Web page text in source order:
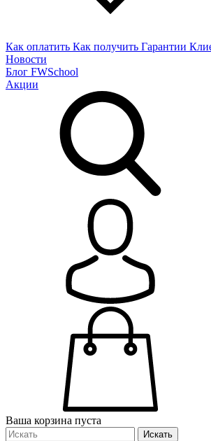
Как оплатить Как получить Гарантии
Новости
Блог FWSchool
Акции
Ваша корзина пуста
Искать